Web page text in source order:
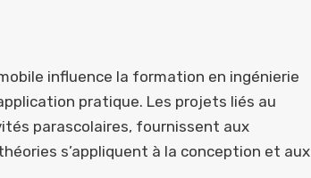
influence la formation en ingénierie
pratique. Les projets liés au
parascolaires, fournissent aux
s’appliquent à la conception et aux